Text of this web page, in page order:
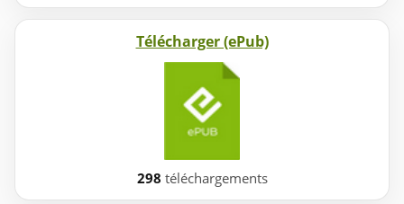
Télécharger (ePub)
298 téléchargements